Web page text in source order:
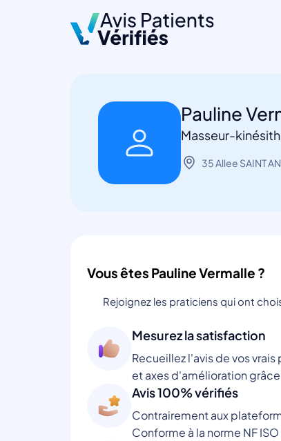
Pauline
Masseur-
35 Allee SAINT
Vous êtes Pauline Vermalle ?
Rejoignez les praticiens qui ont
Mesurez la satisfaction
Recueillez l'avis de vos
et axes d'amélioration
Avis 100% vérifiés
Contrairement aux
Conforme à la norme NF